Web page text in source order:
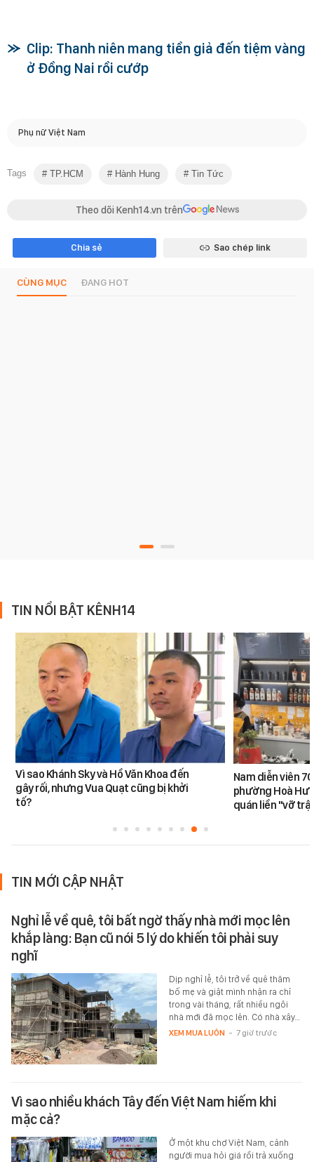
Clip: Thanh niên mang tiền giả đến tiệm vàng
ở Đồng Nai rồi cướp
Phụ nữ Việt Nam
Tags TP.HCM Hành Hung Tin Tức
Theo dõi Kenh14.vn trên
Chia sẻ Sao chép link
CÙNG MỤC ĐANG HOT
TIN NỔI BẬT KÊNH14
Vì sao Khánh Sky và Hồ Văn Khoa đến
gây rối, nhưng Vua Quạt cũng bị khởi
tố?
Nam diễn viên
phường Hoà
quán liền "vỡ
TIN MỚI CẬP NHẬT
Nghỉ lễ về quê, tôi bất ngờ thấy nhà mới mọc lên
khắp làng: Bạn cũ nói 5 lý do khiến tôi phải suy
nghĩ
Dịp nghỉ lễ, tôi trở về quê thăm
bố mẹ và giật mình nhận ra chỉ
trong vài tháng, rất nhiều ngôi
nhà mới đã mọc lên. Có nhà xây…
XEM MUA LUÔN - 7 giờ trước
Vì sao nhiều khách Tây đến Việt Nam hiếm khi
mặc cả?
Ở một khu chợ Việt Nam, cảnh
người mua hỏi giá rồi trả xuống